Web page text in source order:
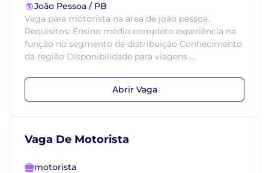
João Pessoa / PB
Vaga para motorista na área de joão pessoa.
Requisitos: Ensino médio completo experiência na
função no segmento de distribuição Conhecimento
da região Disponibilidade para viagens ...
Abrir Vaga
Vaga De Motorista
motorista